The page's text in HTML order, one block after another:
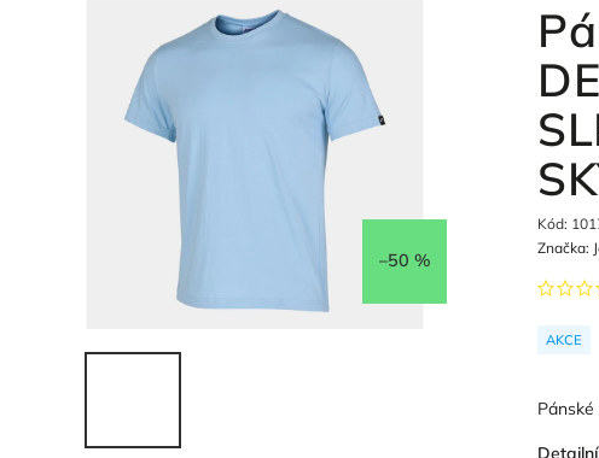
–50 %
Kód:
AKCE
Značka: